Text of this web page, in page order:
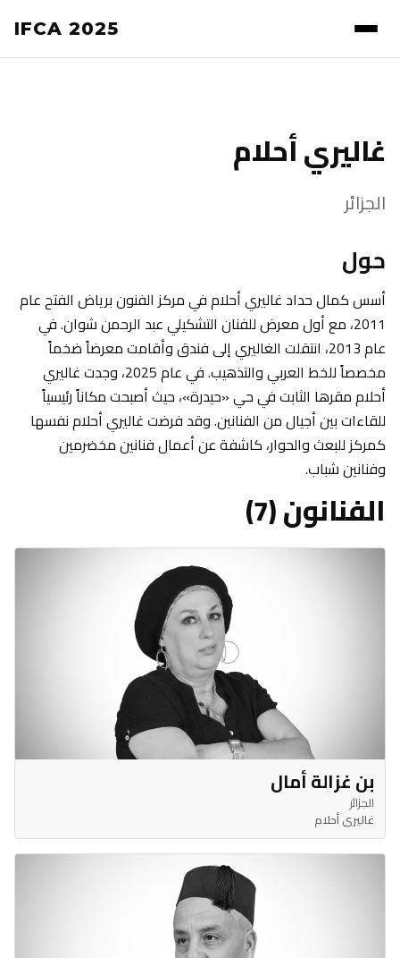
IFCA 2025
غاليري أحلام
الجزائر
حول
أسس كمال حداد غاليري أحلام في مركز الفنون برياض الفتح عام
2011، مع أول معرض للفنان التشكيلي عبد الرحمن شوان. في
عام 2013، انتقلت الغاليري إلى فندق وأقامت معرضاً ضخماً
مخصصاً للخط العربي والتذهيب. في عام 2025، وجدت غاليري
أحلام مقرها الثابت في حي «حيدرة»، حيث أصبحت مكاناً رئيسياً
للقاءات بين أجيال من الفنانين. وقد فرضت غاليري أحلام نفسها
كمركز للبعث والحوار، كاشفة عن أعمال فنانين مخضرمين
وفنانين شباب.
الفنانون (7)
بن غزالة أمال
الجزائر
غاليري أحلام